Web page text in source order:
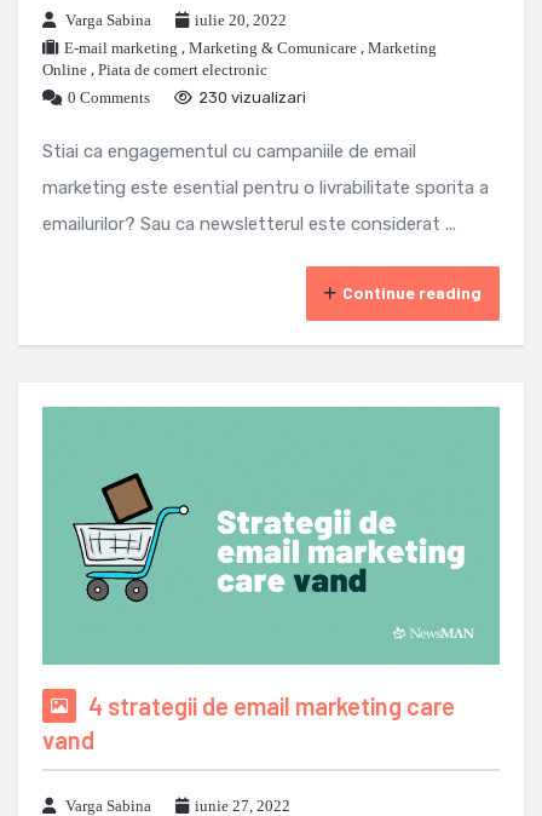
Varga Sabina
iulie 20, 2022
E-mail marketing , Marketing & Comunicare , Marketing
Online , Piata de comert electronic
0 Comments
230 vizualizari
Stiai ca engagementul cu campaniile de email
marketing este esential pentru o livrabilitate sporita a
emailurilor? Sau ca newsletterul este considerat ...
Continue reading
4 strategii de email marketing care
vand
Varga Sabina
iunie 27, 2022